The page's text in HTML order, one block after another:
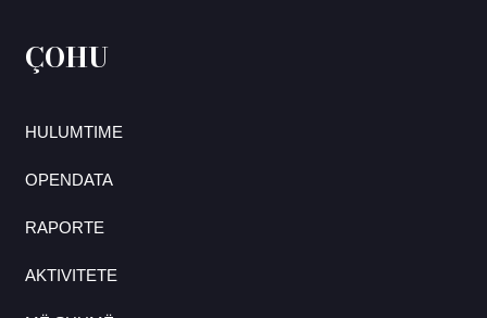
ÇOHU
HULUMTIME
OPENDATA
RAPORTE
AKTIVITETE